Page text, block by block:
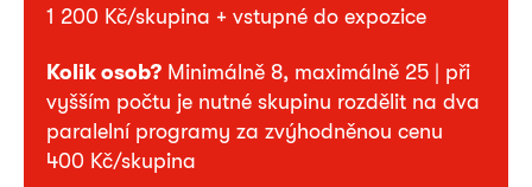
1 200 Kč/skupina + vstupné do expozice
Kolik osob? Minimálně 8, maximálně 25 | při
vyšším počtu je nutné skupinu rozdělit na dva
paralelní programy za zvýhodněnou cenu
400 Kč/skupina